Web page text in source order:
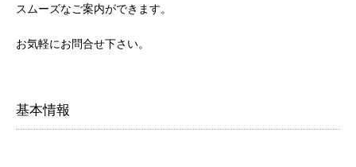
スムーズなご案内ができます。
お気軽にお問合せ下さい。
基本情報